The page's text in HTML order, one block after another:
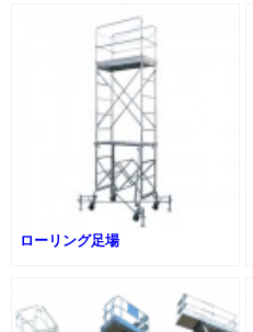
ローリング足場